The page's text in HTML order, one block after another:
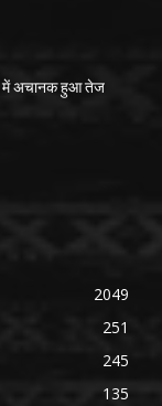
में अचानक हुआ तेज
2049
251
245
135